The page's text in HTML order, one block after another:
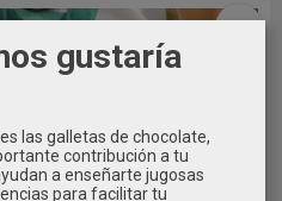
-30 %
gustaría
las galletas de chocolate,
contribución a tu
a enseñarte jugosas
para facilitar tu